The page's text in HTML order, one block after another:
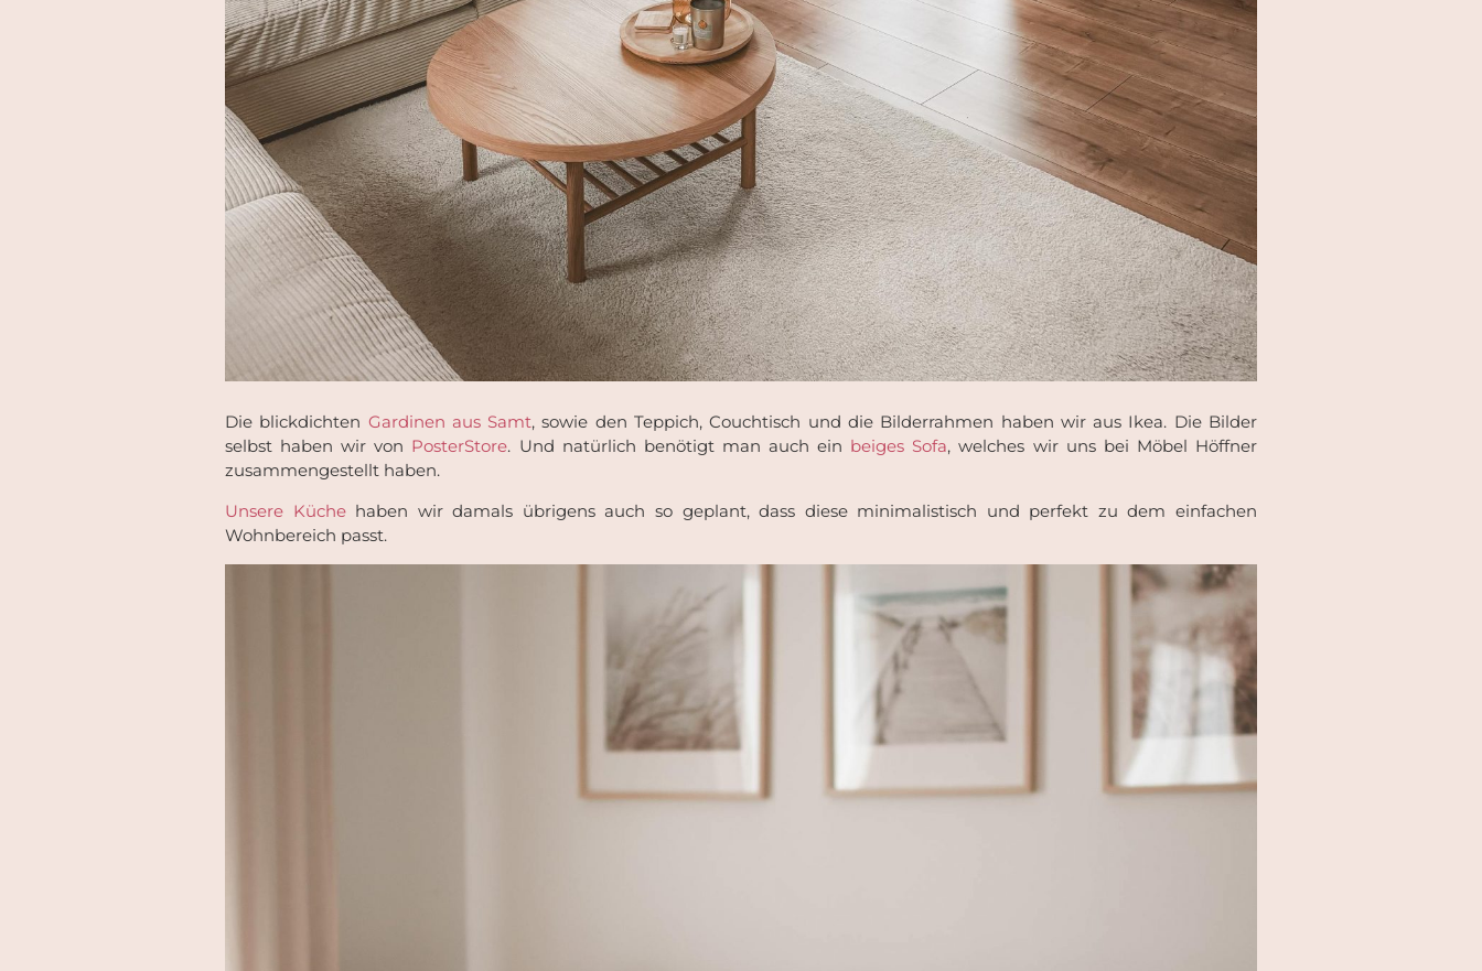
Die blickdichten Gardinen aus Samt, sowie den Teppich, Couchtisch und die Bilderrahmen haben wir aus Ikea. Die Bilder
selbst haben wir von PosterStore. Und natürlich benötigt man auch ein beiges Sofa, welches wir uns bei Möbel Höffner
zusammengestellt haben.
Unsere Küche haben wir damals übrigens auch so geplant, dass diese minimalistisch und perfekt zu dem einfachen
Wohnbereich passt.